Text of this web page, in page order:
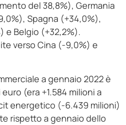
del 38,8%), Germania
Spagna (+34,0%),
e Belgio (+32,2%).
verso Cina (-9,0%) e
a gennaio 2022 è
(era +1.584 milioni a
energetico (-6.439 milioni)
rispetto a gennaio dello